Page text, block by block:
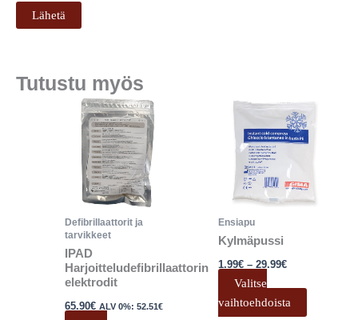
Tutustu myös
Defibrillaattorit ja
tarvikkeet
IPAD
Harjoitteludefibrillaattorin
elektrodit
65.90€ ALV 0%:52.51€
Ensiapu
Kylmäpussi
1.99€ – 29.99€
Hintaluokka:
1.99€
-
29.99€
Valitse
vaihtoehdoista
Tällä
tuotteella
on
Voit